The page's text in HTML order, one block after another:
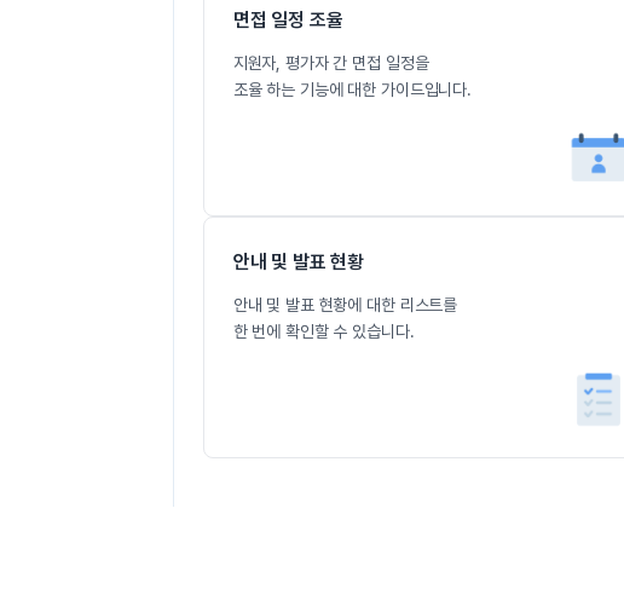
면접 일정 조율
지원자, 평가자 간 면접 일정을
조율 하는 기능에 대한 가이드입니다.
안내 및 발표 현황
안내 및 발표 현황에 대한 리스트를
한 번에 확인할 수 있습니다.